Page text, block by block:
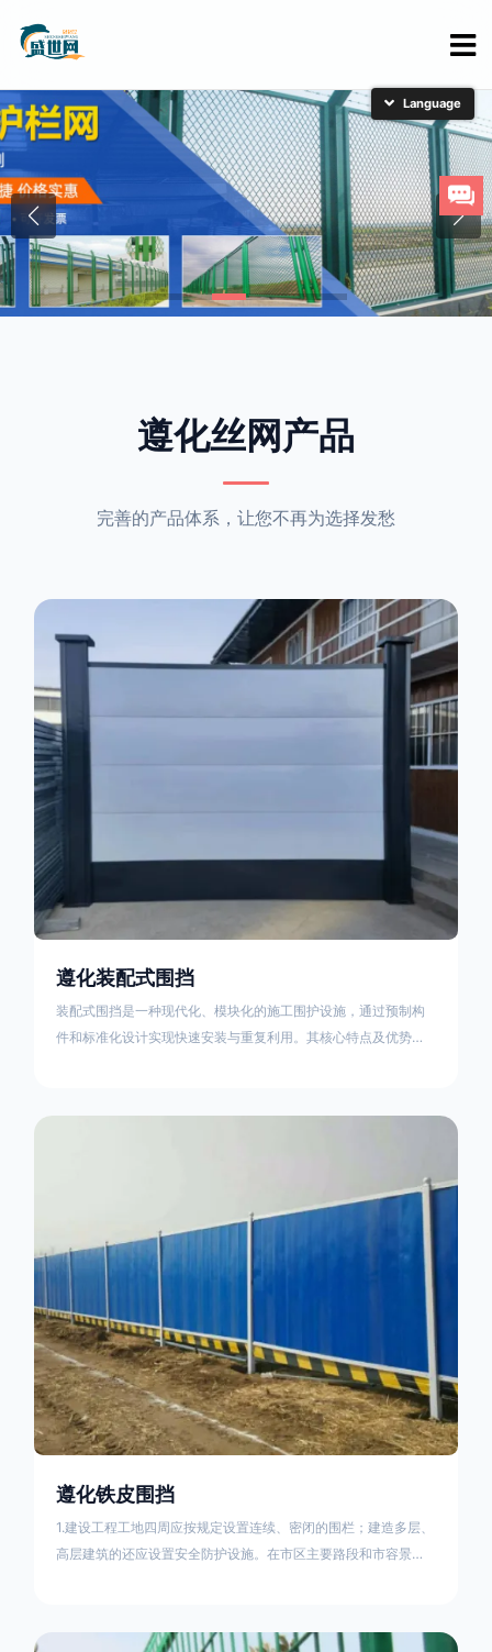
遵化丝网产品
完善的产品体系，让您不再为选择发愁
遵化装配式围挡
装配式围挡是一种现代化、模块化的施工围护设施，通过预制构
件和标准化设计实现快速安装与重复利用。其核心特点及优势如
撑、横撑加强筋等部件增强整体稳定性立柱规格：通常为
遵化铁皮围挡
1.建设工程工地四周应按规定设置连续、密闭的围栏；建造多层、
高层建筑的还应设置安全防护设施。在市区主要路段和市容景观
料应保证围栏稳固、整洁、美观。市政工程项目工地，可按工程
简体中文
English
日本語
한국어